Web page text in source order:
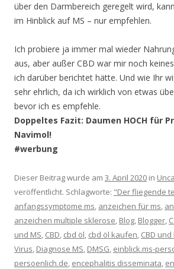
über den Darmbereich geregelt wird,
im Hinblick auf MS – nur empfehlen.
Ich probiere ja immer mal wieder
aus, aber außer CBD war mir noch
ich darüber berichtet hätte. Und wie Ihr
sehr ehrlich, da ich wirklich von etwas
bevor ich es empfehle.
Doppeltes Fazit: Daumen HOCH für
Navimol!
#werbung
Dieser Beitrag wurde am 3. April 2020 in
veröffentlicht. Schlagworte: "Der fliegende
anfangssymptome ms, anzeichen für ms,
anzeichen multiple sklerose, Blog, Blogger,
und MS, CBD, cbd öl, cbd öl kaufen, CBD und
Virus, Diagnose MS, DMSG, einblick.ms-
persoenlich.de, encephalitis disseminata,